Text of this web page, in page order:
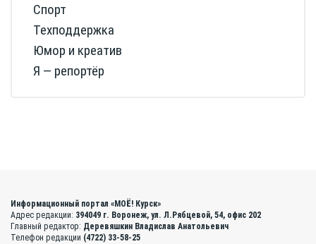
Спорт
Техподдержка
Юмор и креатив
Я — репортёр
Информационный портал «МОЁ! Курск»
Адрес редакции: 394049 г. Воронеж, ул. Л.Рябцевой, 54, офис 202
Главный редактор: Деревяшкин Владислав Анатольевич
Телефон редакции (4722) 33-58-25